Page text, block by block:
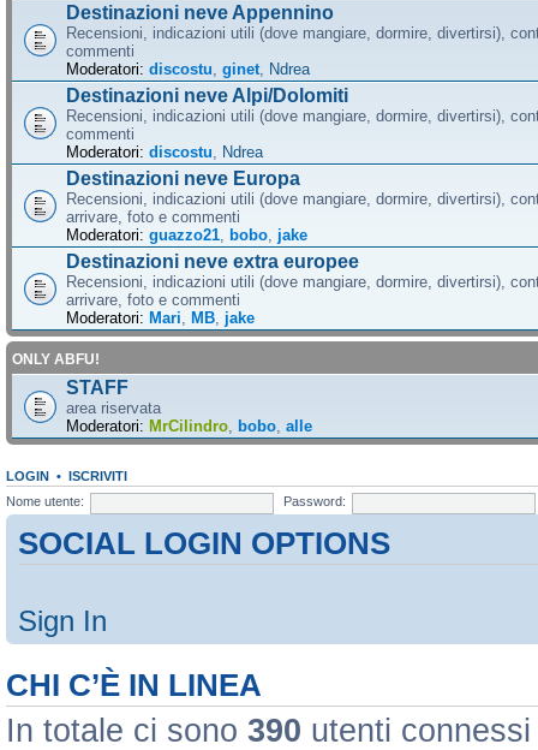
Destinazioni neve Appennino
Recensioni, indicazioni utili (dove mangiare, dormire, divertirsi),
commenti
Moderatori: discostu ginet Ndrea
Destinazioni neve Alpi/Dolomiti
Recensioni, indicazioni utili (dove mangiare, dormire, divertirsi),
commenti
Moderatori: discostu Ndrea
Destinazioni neve Europa
Recensioni, indicazioni utili (dove mangiare, dormire, divertirsi),
arrivare, foto e commenti
Moderatori: guazzo21 bobo jake
Destinazioni neve extra europee
Recensioni, indicazioni utili (dove mangiare, dormire, divertirsi),
arrivare, foto e commenti
Moderatori: Mari MB jake
ONLY ABFU!
STAFF
area riservata
Moderatori: MrCilindro bobo alle
LOGIN • ISCRIVITI
Nome utente:
Password:
SOCIAL LOGIN OPTIONS
Sign In
CHI C’È IN LINEA
In totale ci sono 390 utenti